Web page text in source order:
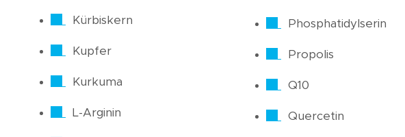
Kürbiskern
Kupfer
Kurkuma
L-Arginin
Phosphatidylserin
Propolis
Q10
Quercetin